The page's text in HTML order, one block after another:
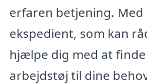
erfaren betjening.
ekspedient, som kan
hjælpe dig med at
arbejdstøj til dine